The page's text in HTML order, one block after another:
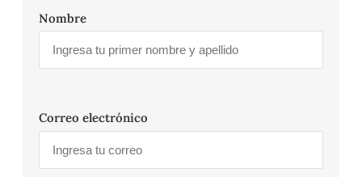
Nombre
Correo electrónico